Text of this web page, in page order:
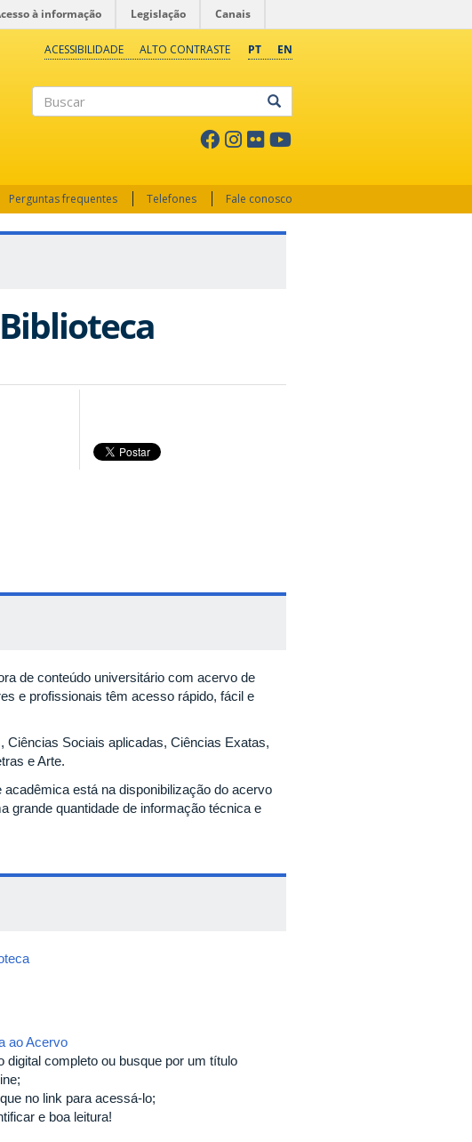
à informação Legislação Canais
PT EN
ACESSIBILIDADE ALTO CONTRASTE
Perguntas frequentes Telefones Fale conosco
de conteúdo universitário com acervo de
e profissionais têm acesso rápido, fácil e
Sociais aplicadas, Ciências Exatas,
e Arte.
está na disponibilização do acervo
grande quantidade de informação técnica e
ao Acervo
digital completo ou busque por um título
no link para acessá-lo;
e boa leitura!